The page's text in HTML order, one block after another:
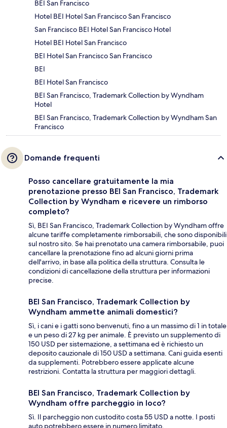
BEI San Francisco
Hotel BEI Hotel San Francisco San Francisco
San Francisco BEI Hotel San Francisco Hotel
Hotel BEI Hotel San Francisco
BEI Hotel San Francisco San Francisco
BEI
BEI Hotel San Francisco
BEI San Francisco, Trademark Collection by Wyndham
Hotel
BEI San Francisco, Trademark Collection by Wyndham San
Francisco
Domande frequenti
Posso cancellare gratuitamente la mia
prenotazione presso BEI San Francisco, Trademark
Collection by Wyndham e ricevere un rimborso
completo?
Sì, BEI San Francisco, Trademark Collection by Wyndham offre
alcune tariffe completamente rimborsabili, che sono disponibili
sul nostro sito. Se hai prenotato una camera rimborsabile, puoi
cancellare la prenotazione fino ad alcuni giorni prima
dell'arrivo, in base alla politica della struttura. Consulta le
condizioni di cancellazione della struttura per informazioni
precise.
BEI San Francisco, Trademark Collection by
Wyndham ammette animali domestici?
Sì, i cani e i gatti sono benvenuti, fino a un massimo di 1 in totale
e un peso di 27 kg per animale. È previsto un supplemento di
150 USD per sistemazione, a settimana ed è richiesto un
deposito cauzionale di 150 USD a settimana. Cani guida esenti
da supplementi. Potrebbero essere applicate alcune
restrizioni. Contatta la struttura per maggiori dettagli.
BEI San Francisco, Trademark Collection by
Wyndham offre parcheggio in loco?
Sì. Il parcheggio non custodito costa 55 USD a notte. I posti
auto potrebbero essere in numero limitato.